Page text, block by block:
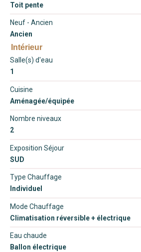
Toit pente
Neuf - Ancien
Ancien
Intérieur
Salle(s) d'eau
1
Cuisine
Aménagée/équipée
Nombre niveaux
2
Exposition Séjour
SUD
Type Chauffage
Individuel
Mode Chauffage
Climatisation réversible + électrique
Eau chaude
Ballon électrique